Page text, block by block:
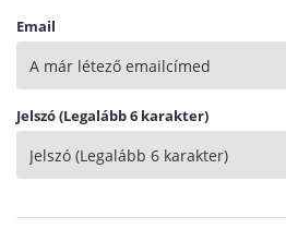
Email
Jelszó (Legalább 6 karakter)